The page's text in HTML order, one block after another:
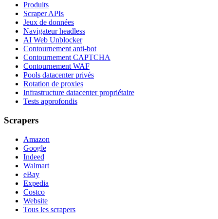
Produits
Scraper APIs
Jeux de données
Navigateur headless
AI Web Unblocker
Contournement anti-bot
Contournement CAPTCHA
Contournement WAF
Pools datacenter privés
Rotation de proxies
Infrastructure datacenter propriétaire
Tests approfondis
Scrapers
Amazon
Google
Indeed
Walmart
eBay
Expedia
Costco
Website
Tous les scrapers